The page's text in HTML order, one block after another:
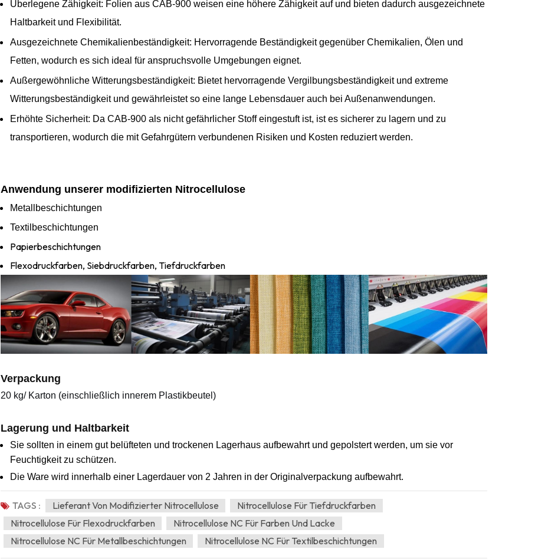
Überlegene Zähigkeit: Folien aus CAB-900 weisen eine höhere Zähigkeit auf und bieten dadurch ausgezeichnete
Haltbarkeit und Flexibilität.
Ausgezeichnete Chemikalienbeständigkeit: Hervorragende Beständigkeit gegenüber Chemikalien, Ölen und
Fetten, wodurch es sich ideal für anspruchsvolle Umgebungen eignet.
Außergewöhnliche Witterungsbeständigkeit: Bietet hervorragende Vergilbungsbeständigkeit und extreme
Witterungsbeständigkeit und gewährleistet so eine lange Lebensdauer auch bei Außenanwendungen.
Erhöhte Sicherheit: Da CAB-900 als nicht gefährlicher Stoff eingestuft ist, ist es sicherer zu lagern und zu
transportieren, wodurch die mit Gefahrgütern verbundenen Risiken und Kosten reduziert werden.
Anwendung unserer modifizierten Nitrocellulose
Metallbeschichtungen
Textilbeschichtungen
Papierbeschichtungen
Flexodruckfarben, Siebdruckfarben, Tiefdruckfarben
Verpackung
20 kg/ Karton (einschließlich innerem Plastikbeutel)
Lagerung und Haltbarkeit
Sie sollten in einem gut belüfteten und trockenen Lagerhaus aufbewahrt und gepolstert werden, um sie vor
Feuchtigkeit zu schützen.
Die Ware wird innerhalb einer Lagerdauer von 2 Jahren in der Originalverpackung aufbewahrt.
TAGS : Lieferant Von Modifizierter Nitrocellulose
Nitrocellulose Für Tiefdruckfarben
Nitrocellulose Für Flexodruckfarben
Nitrocellulose NC Für Farben Und Lacke
Nitrocellulose NC Für Metallbeschichtungen
Nitrocellulose NC Für Textilbeschichtungen